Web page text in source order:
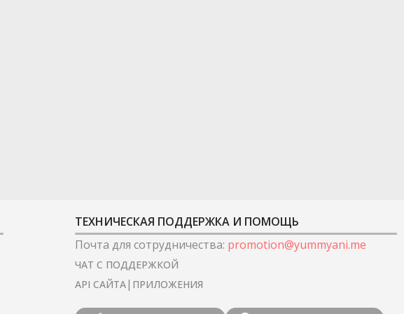
ТЕХНИЧЕСКАЯ ПОДДЕРЖКА И ПОМОЩЬ
Почта для сотрудничества: promotion@yummyani.me
ЧАТ С ПОДДЕРЖКОЙ
API САЙТА| ПРИЛОЖЕНИЯ